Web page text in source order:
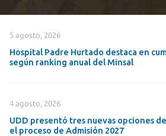
5 agosto, 2026
Hospital Padre Hurtado destaca en
según ranking anual del Minsal
4 agosto, 2026
UDD presentó tres nuevas opciones
el proceso de Admisión 2027